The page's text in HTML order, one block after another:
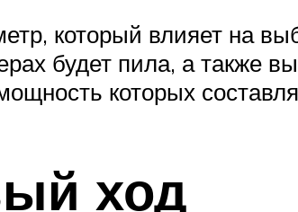
который влияет на
будет пила, а также
которых
ход